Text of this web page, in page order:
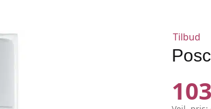
Tilbud